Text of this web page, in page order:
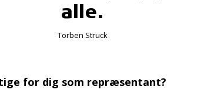
alle.
Torben Struck
for dig som repræsentant?